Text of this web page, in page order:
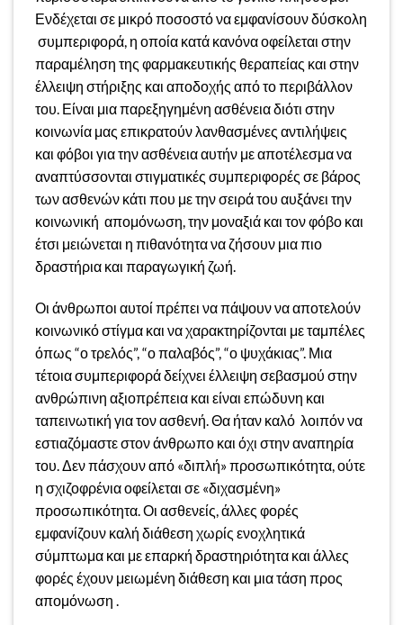
Ενδέχεται σε μικρό ποσοστό να εμφανίσουν δύσκολη
συμπεριφορά, η οποία κατά κανόνα οφείλεται στην
παραμέληση της φαρμακευτικής θεραπείας και στην
έλλειψη στήριξης και αποδοχής από το περιβάλλον
του. Είναι μια παρεξηγημένη ασθένεια διότι στην
κοινωνία μας επικρατούν λανθασμένες αντιλήψεις
και φόβοι για την ασθένεια αυτήν με αποτέλεσμα να
αναπτύσσονται στιγματικές συμπεριφορές σε βάρος
των ασθενών κάτι που με την σειρά του αυξάνει την
κοινωνική απομόνωση, την μοναξιά και τον φόβο και
έτσι μειώνεται η πιθανότητα να ζήσουν μια πιο
δραστήρια και παραγωγική ζωή.
Οι άνθρωποι αυτοί πρέπει να πάψουν να αποτελούν
κοινωνικό στίγμα και να χαρακτηρίζονται με ταμπέλες
όπως “ο τρελός”, “ο παλαβός”, “ο ψυχάκιας”. Μια
τέτοια συμπεριφορά δείχνει έλλειψη σεβασμού στην
ανθρώπινη αξιοπρέπεια και είναι επώδυνη και
ταπεινωτική για τον ασθενή. Θα ήταν καλό λοιπόν να
εστιαζόμαστε στον άνθρωπο και όχι στην αναπηρία
του. Δεν πάσχουν από «διπλή» προσωπικότητα, ούτε
η σχιζοφρένια οφείλεται σε «διχασμένη»
προσωπικότητα. Οι ασθενείς, άλλες φορές
εμφανίζουν καλή διάθεση χωρίς ενοχλητικά
σύμπτωμα και με επαρκή δραστηριότητα και άλλες
φορές έχουν μειωμένη διάθεση και μια τάση προς
απομόνωση .